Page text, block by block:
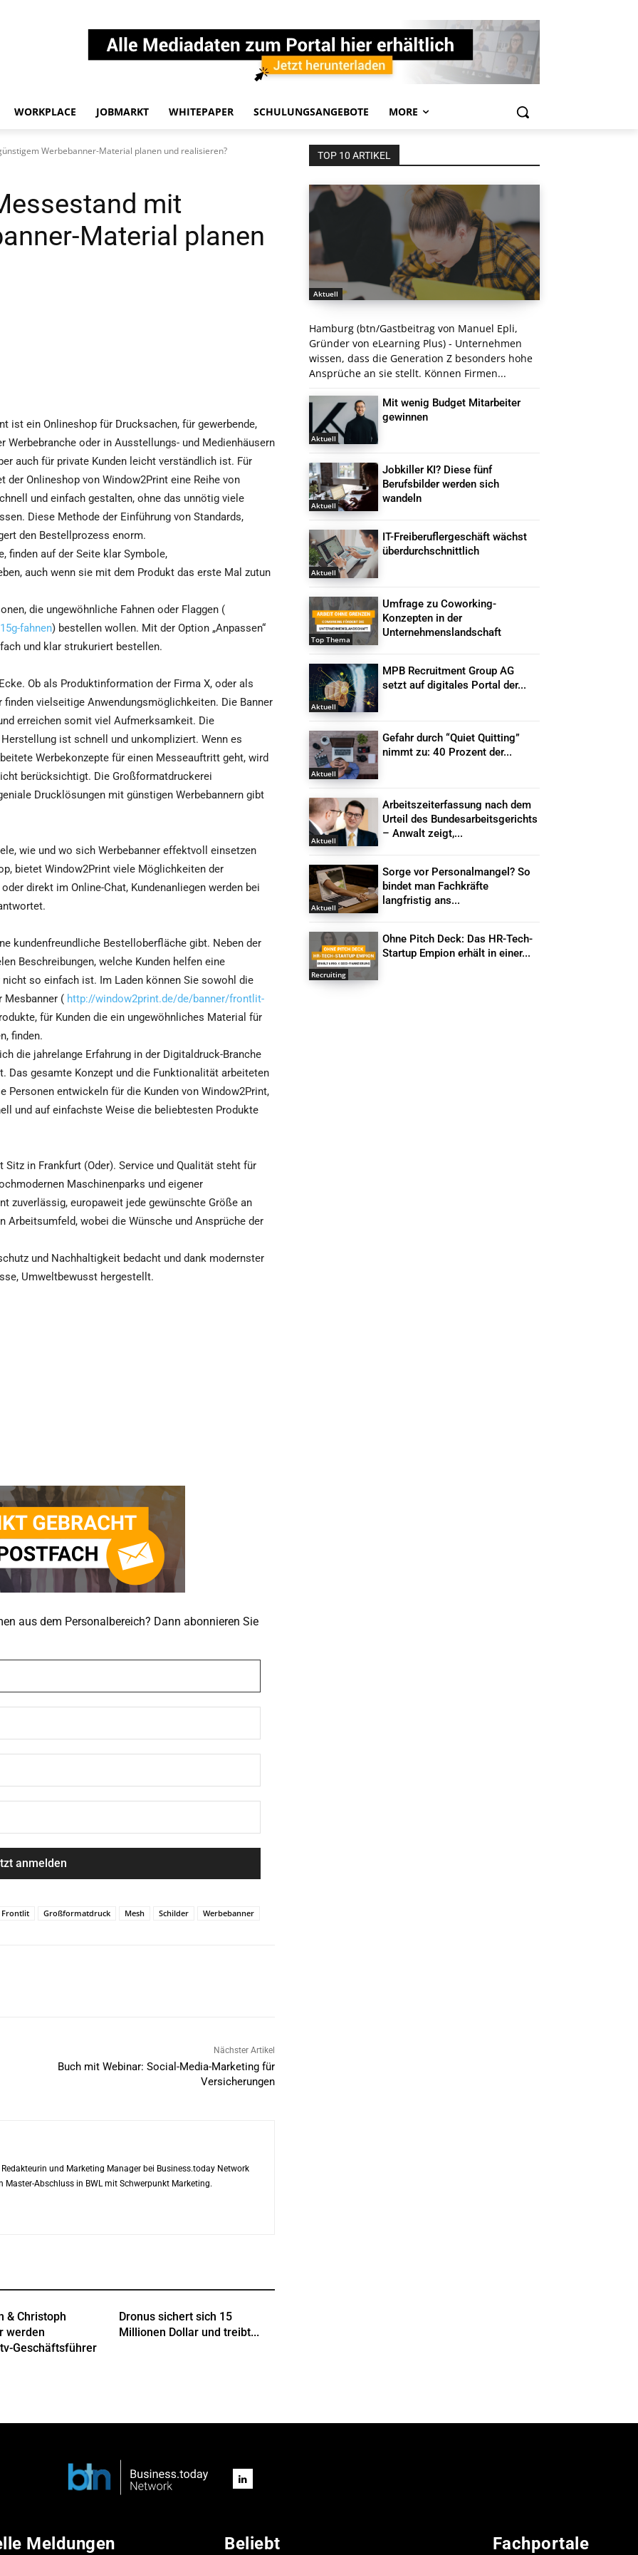
WORKPLACE JOBMARKT WHITEPAPER SCHULUNGSANGEBOTE MORE
Werbebanner-Material planen und realisieren?
mit
Material planen
ist ein Onlineshop für Drucksachen, für gewerbende,
Werbebranche oder in Ausstellungs- und Medienhäusern
auch für private Kunden leicht verständlich ist. Für
der Onlineshop von Window2Print eine Reihe von
und einfach gestalten, ohne das unnötig viele
Diese Methode der Einführung von Standards,
den Bestellprozess enorm.
finden auf der Seite klar Symbole,
auch wenn sie mit dem Produkt das erste Mal zutun
die ungewöhnliche Fahnen oder Flaggen (
fahnen) bestellen wollen. Mit der Option „Anpassen“
und klar strukuriert bestellen.
Ob als Produktinformation der Firma X, oder als
finden vielseitige Anwendungsmöglichkeiten. Die Banner
erreichen somit viel Aufmerksamkeit. Die
ist schnell und unkompliziert. Wenn es
Werbekonzepte für einen Messeauftritt geht, wird
berücksichtigt. Die Großformatdruckerei
Drucklösungen mit günstigen Werbebannern gibt
wie und wo sich Werbebanner effektvoll einsetzen
bietet Window2Print viele Möglichkeiten der
direkt im Online-Chat, Kundenanliegen werden bei
kundenfreundliche Bestelloberfläche gibt. Neben der
Beschreibungen, welche Kunden helfen eine
so einfach ist. Im Laden können Sie sowohl die
Mesbanner ( http://window2print.de/de/banner/frontlit-
für Kunden die ein ungewöhnliches Material für
finden.
die jahrelange Erfahrung in der Digitaldruck-Branche
Das gesamte Konzept und die Funktionalität arbeiteten
Personen entwickeln für die Kunden von Window2Print,
und auf einfachste Weise die beliebtesten Produkte
in Frankfurt (Oder). Service und Qualität steht für
Maschinenparks und eigener
zuverlässig, europaweit jede gewünschte Größe an
Arbeitsumfeld, wobei die Wünsche und Ansprüche der
und Nachhaltigkeit bedacht und dank modernster
Umweltbewusst hergestellt.
aus dem Personalbereich? Dann abonnieren Sie
Frontlit Großformatdruck Mesh Schilder Werbebanner
Nächster Artikel
Buch mit Webinar: Social-Media-Marketing für
Versicherungen
und Marketing Manager bei Business.today Network
Master-Abschluss in BWL mit Schwerpunkt Marketing.
& Christoph
werden
Geschäftsführer
Dronus sichert sich 15
Millionen Dollar und treibt...
TOP 10 ARTIKEL
Aktuell
Hamburg (btn/Gastbeitrag von Manuel Epli,
Gründer von eLearning Plus) - Unternehmen
wissen, dass die Generation Z besonders hohe
Ansprüche an sie stellt. Können Firmen...
Aktuell
Mit wenig Budget Mitarbeiter
gewinnen
Aktuell
Jobkiller KI? Diese fünf
Berufsbilder werden sich
wandeln
Aktuell
IT-Freiberuflergeschäft wächst
überdurchschnittlich
Top Thema
Umfrage zu Coworking-
Konzepten in der
Unternehmenslandschaft
Aktuell
MPB Recruitment Group AG
setzt auf digitales Portal der...
Aktuell
Gefahr durch “Quiet Quitting”
nimmt zu: 40 Prozent der...
Aktuell
Arbeitszeiterfassung nach dem
Urteil des Bundesarbeitsgerichts
– Anwalt zeigt,...
Aktuell
Sorge vor Personalmangel? So
bindet man Fachkräfte
langfristig ans...
Recruiting
Ohne Pitch Deck: Das HR-Tech-
Startup Empion erhält in einer...
Meldungen Beliebt Fachportale